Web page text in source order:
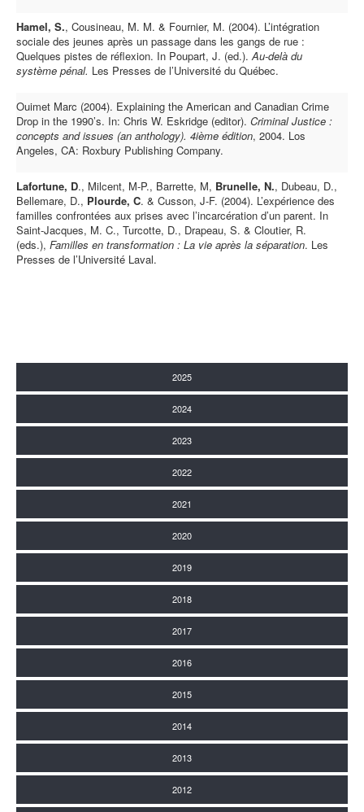
Hamel, S., Cousineau, M. M. & Fournier, M. (2004). L’intégration
sociale des jeunes après un passage dans les gangs de rue :
Quelques pistes de réflexion. In Poupart, J. (ed.).Au-delà du
système pénal. Les Presses de l’Université du Québec.
Ouimet Marc (2004). Explaining the American and Canadian Crime
Drop in the 1990’s. In: Chris W. Eskridge (editor). Criminal Justice :
concepts and issues (an anthology). 4ième édition, 2004. Los
Angeles, CA: Roxbury Publishing Company.
Lafortune, D., Milcent, M-P., Barrette, M, Brunelle, N., Dubeau, D.,
Bellemare, D., Plourde, C. & Cusson, J-F. (2004). L’expérience des
familles confrontées aux prises avec l’incarcération d’un parent. In
Saint-Jacques, M. C., Turcotte, D., Drapeau, S. & Cloutier, R.
(eds.), Familles en transformation : La vie après la séparation. Les
Presses de l’Université Laval.
2025
2024
2023
2022
2021
2020
2019
2018
2017
2016
2015
2014
2013
2012